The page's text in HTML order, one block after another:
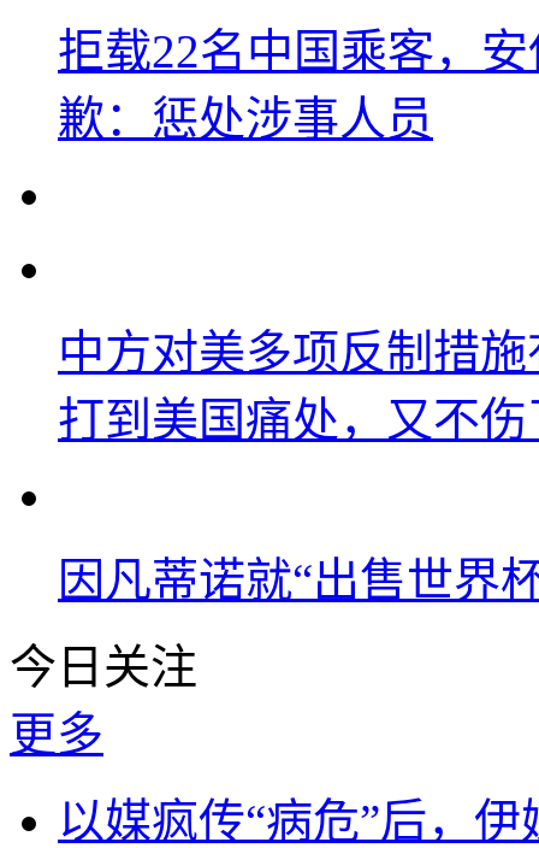
拒载22名中国乘客，
歉：惩处涉事人员
中方对美多项反制措
打到美国痛处，又不
因凡蒂诺就“出售世界
今日关注
更多
以媒疯传“病危”后，